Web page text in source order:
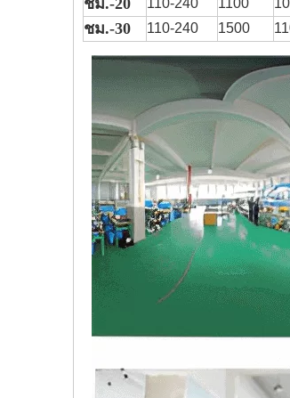
ชม.-20 110-240 1100
ชม.-30 110-240 1500